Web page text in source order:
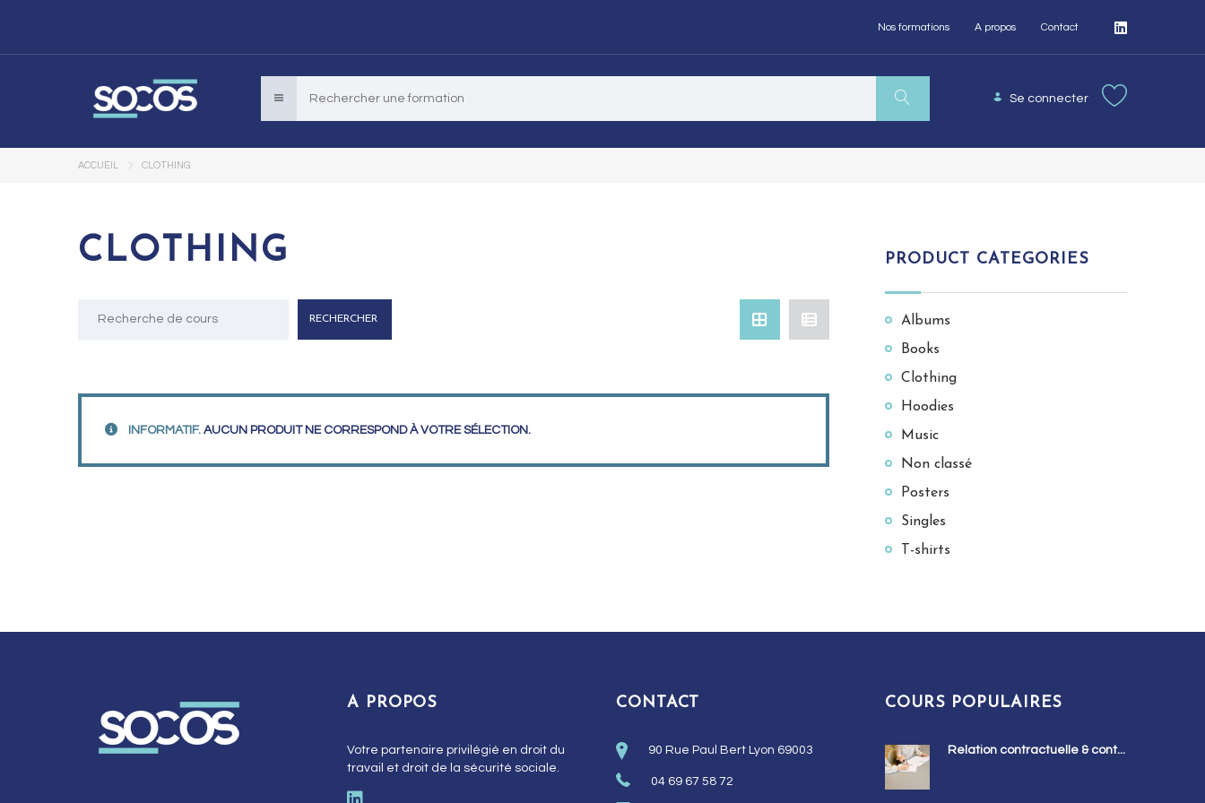
Nos formations A propos Contact
Se connecter
ACCUEIL CLOTHING
CLOTHING
INFORMATIF. AUCUN PRODUIT NE CORRESPOND À VOTRE SÉLECTION.
PRODUCT CATEGORIES
Albums
Books
Clothing
Hoodies
Music
Non classé
Posters
Singles
T-shirts
A PROPOS
Votre partenaire privilégié en droit du
travail et droit de la sécurité sociale.
CONTACT
90 Rue Paul Bert Lyon 69003
04 69 67 58 72
COURS POPULAIRES
Relation contractuelle & cont...